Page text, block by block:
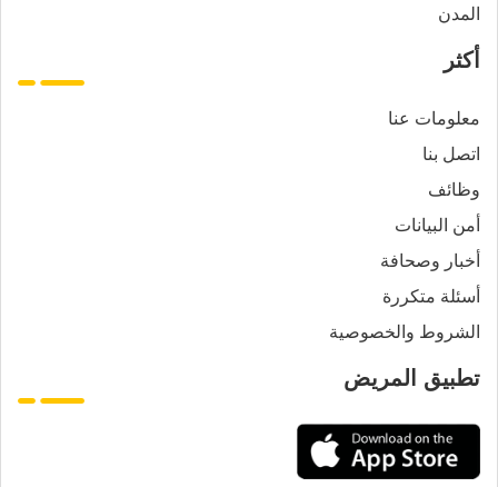
المدن
أكثر
معلومات عنا
اتصل بنا
وظائف
أمن البيانات
أخبار وصحافة
أسئلة متكررة
الشروط والخصوصية
تطبيق المريض